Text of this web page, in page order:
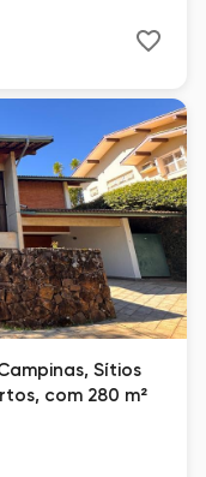
Sítios
com 280 m²